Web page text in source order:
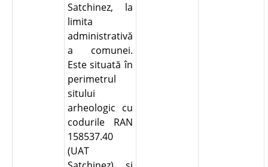
Satchinez, la
limita
administrativă
a comunei.
Este situată în
perimetrul
sitului
arheologic cu
codurile RAN
158537.40
(UAT